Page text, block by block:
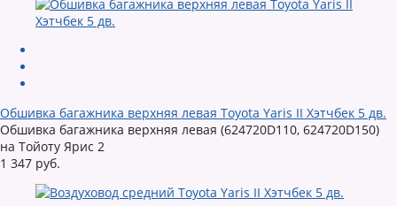
Обшивка багажника верхняя левая Toyota Yaris II Хэтчбек 5 дв.
Обшивка багажника верхняя левая (624720D110, 624720D150)
на Тойоту Ярис 2
1 347 руб.